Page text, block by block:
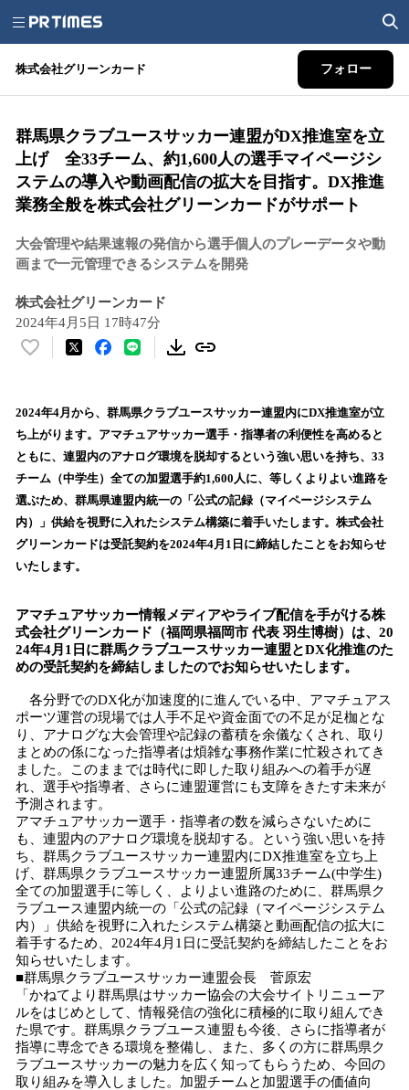
株式会社グリーンカード フォロー
群馬県クラブユースサッカー連盟がDX推進室を立
上げ 全33チーム、約1,600人の選手マイページシ
ステムの導入や動画配信の拡大を目指す。DX推進
業務全般を株式会社グリーンカードがサポート
大会管理や結果速報の発信から選手個人のプレーデータや動
画まで一元管理できるシステムを開発
株式会社グリーンカード
2024年4月5日 17時47分
い
！
数
を
読
込
み
中
で
2024年4月から、群馬県クラブユースサッカー連盟内にDX推進室が立
ち上がります。アマチュアサッカー選手・指導者の利便性を高めると
ともに、連盟内のアナログ環境を脱却するという強い思いを持ち、33
チーム（中学生）全ての加盟選手約1,600人に、等しくよりよい進路を
選ぶため、群馬県連盟内統一の「公式の記録（マイページシステム
内）」供給を視野に入れたシステム構築に着手いたします。株式会社
グリーンカードは受託契約を2024年4月1日に締結したことをお知らせ
いたします。
アマチュアサッカー情報メディアやライブ配信を手がける株
式会社グリーンカード（福岡県福岡市 代表 羽生博樹）は、20
24年4月1日に群馬クラブユースサッカー連盟とDX化推進のた
めの受託契約を締結しましたのでお知らせいたします。
各分野でのDX化が加速度的に進んでいる中、アマチュアス
ポーツ運営の現場では人手不足や資金面での不足が足枷とな
り、アナログな大会管理や記録の蓄積を余儀なくされ、取り
まとめの係になった指導者は煩雑な事務作業に忙殺されてき
ました。このままでは時代に即した取り組みへの着手が遅
れ、選手や指導者、さらに連盟運営にも支障をきたす未来が
予測されます。
アマチュアサッカー選手・指導者の数を減らさないために
も、連盟内のアナログ環境を脱却する。という強い思いを持
ち、群馬クラブユースサッカー連盟内にDX推進室を立ち上
げ、群馬県クラブユースサッカー連盟所属33チーム(中学生)
全ての加盟選手に等しく、よりよい進路のために、群馬県ク
ラブユース連盟内統一の「公式の記録（マイページシステム
内）」供給を視野に入れたシステム構築と動画配信の拡大に
着手するため、2024年4月1日に受託契約を締結したことをお
知らせいたします。
■群馬県クラブユースサッカー連盟会長 菅原宏
「かねてより群馬県はサッカー協会の大会サイトリニューア
ルをはじめとして、情報発信の強化に積極的に取り組んでき
た県です。群馬県クラブユース連盟も今後、さらに指導者が
指導に専念できる環境を整備し、また、多くの方に群馬県ク
ラブユースサッカーの魅力を広く知ってもらうため、今回の
取り組みを導入しました。加盟チームと加盟選手の価値向